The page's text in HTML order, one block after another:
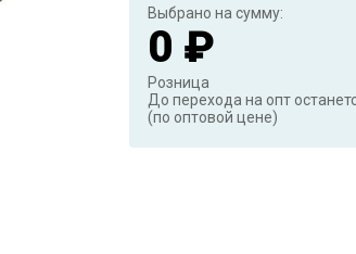
Выбрано на сумму:
0 ₽
Розница
До перехода на опт
(по оптовой цене)